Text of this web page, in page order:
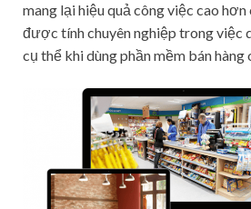
mang lại hiệu quả công việc cao
được tính chuyên nghiệp trong việc
cụ thể khi dùng phần mềm bán hàng